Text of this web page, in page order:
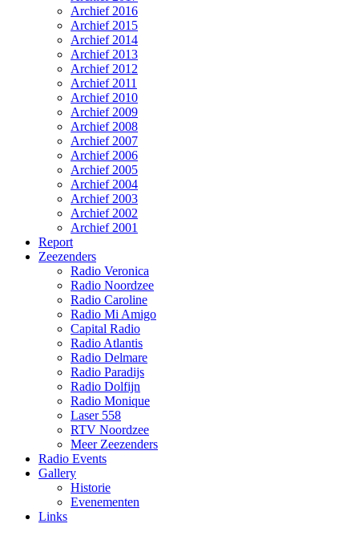
Archief 2016
Archief 2015
Archief 2014
Archief 2013
Archief 2012
Archief 2011
Archief 2010
Archief 2009
Archief 2008
Archief 2007
Archief 2006
Archief 2005
Archief 2004
Archief 2003
Archief 2002
Archief 2001
Report
Zeezenders
Radio Veronica
Radio Noordzee
Radio Caroline
Radio Mi Amigo
Capital Radio
Radio Atlantis
Radio Delmare
Radio Paradijs
Radio Dolfijn
Radio Monique
Laser 558
RTV Noordzee
Meer Zeezenders
Radio Events
Gallery
Historie
Evenementen
Links